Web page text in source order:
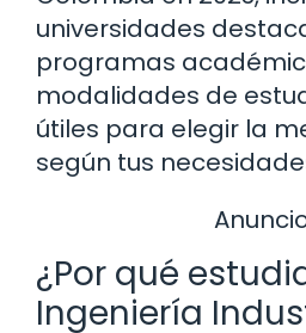
universidades
programas
modalidades de
útiles para elegir la
según tus
¿Por qué
Ingeniería